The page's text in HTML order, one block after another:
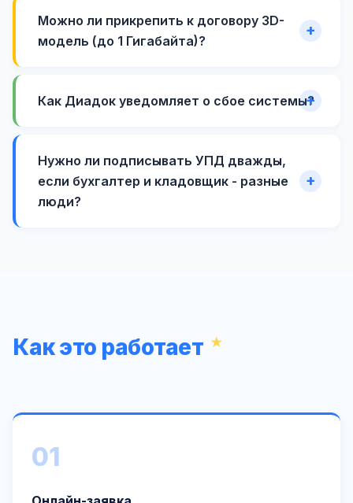
Можно ли прикрепить к договору 3D-
модель (до 1 Гигабайта)?
Как Диадок уведомляет о сбое системы?
Нужно ли подписывать УПД дважды,
если бухгалтер и кладовщик - разные
люди?
Как это работает
01